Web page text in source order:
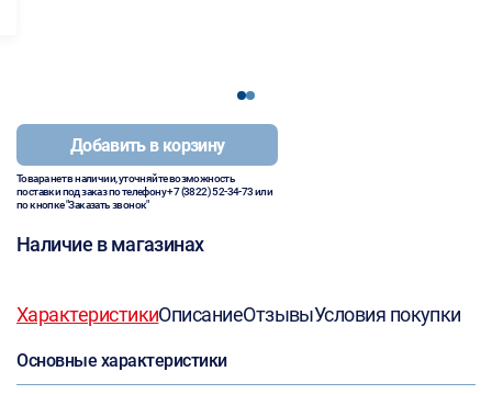
12
Добавить в корзину
Товара нет в наличии, уточняйте возможность
поставки под заказ по телефону+7 (3822) 52-34-73или
по кнопке "Заказать звонок"
Наличие в магазинах
ХарактеристикиОписаниеОтзывыУсловия покупки
Основные характеристики